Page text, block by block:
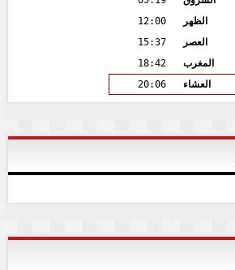
الظهر
12:00
العصر
15:37
المغرب
18:42
العشاء
20:06